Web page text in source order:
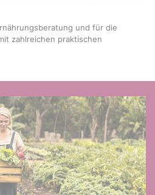
und für die
zahlreichen praktischen